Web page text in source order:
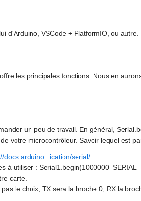
d'Arduino, VSCode + PlatformIO, ou autre.
les principales fonctions. Nous en
un peu de travail. En général,
votre microcontrôleur. Savoir lequel est
docs.arduino...ication/serial/
à utiliser : Serial1.begin(1000000,
carte.
le choix, TX sera la broche 0, RX la